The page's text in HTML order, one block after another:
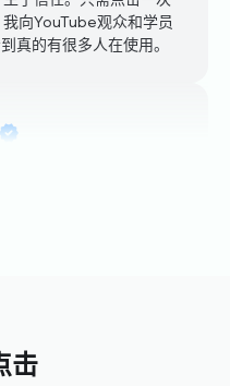
真的有很多人在使用。
셀모'
已经成为不可缺少的必
广泛传播！！
击